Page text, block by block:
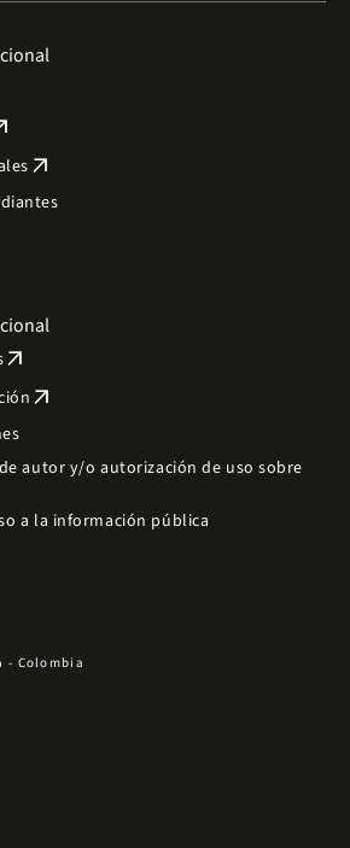
arrow_outward
arrow_outward
arrow_outward
autor y/o autorización de uso sobre
a la información pública
- Colombia